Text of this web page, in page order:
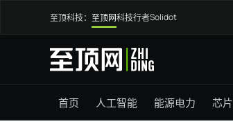
至顶科技： 至顶网科技行者Solidot
首页 人工智能 能源电力 芯片